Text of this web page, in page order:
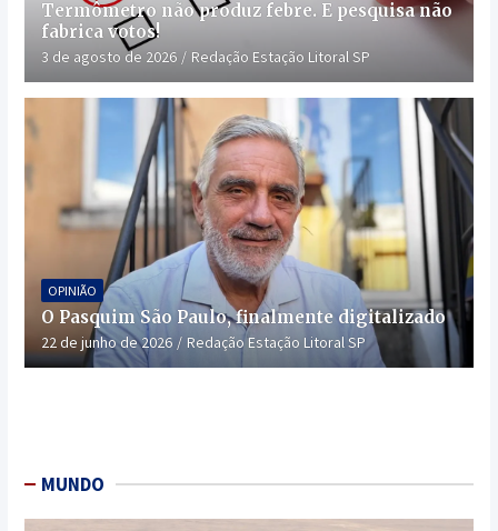
Termômetro não produz febre. E pesquisa não
fabrica votos!
3 de agosto de 2026 Redação Estação Litoral SP
OPINIÃO
O Pasquim São Paulo, finalmente digitalizado
22 de junho de 2026 Redação Estação Litoral SP
MUNDO